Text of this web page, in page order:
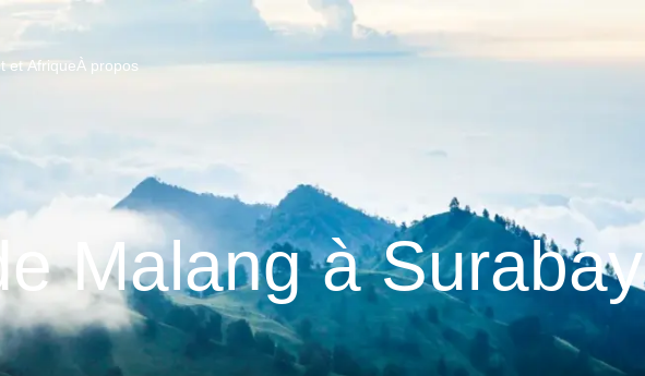
et AfriqueÀ propos
Malang à